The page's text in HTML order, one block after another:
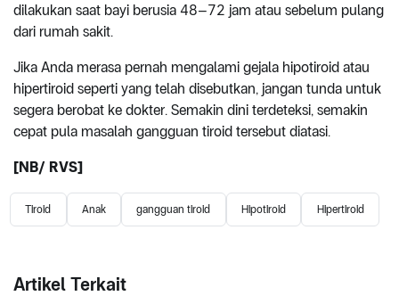
dilakukan saat bayi berusia 48–72 jam atau sebelum pulang
dari rumah sakit.
Jika Anda merasa pernah mengalami gejala hipotiroid atau
hipertiroid seperti yang telah disebutkan, jangan tunda untuk
segera berobat ke dokter. Semakin dini terdeteksi, semakin
cepat pula masalah gangguan tiroid tersebut diatasi.
[NB/ RVS]
Tiroid Anak gangguan tiroid Hipotiroid Hipertiroid
Artikel Terkait